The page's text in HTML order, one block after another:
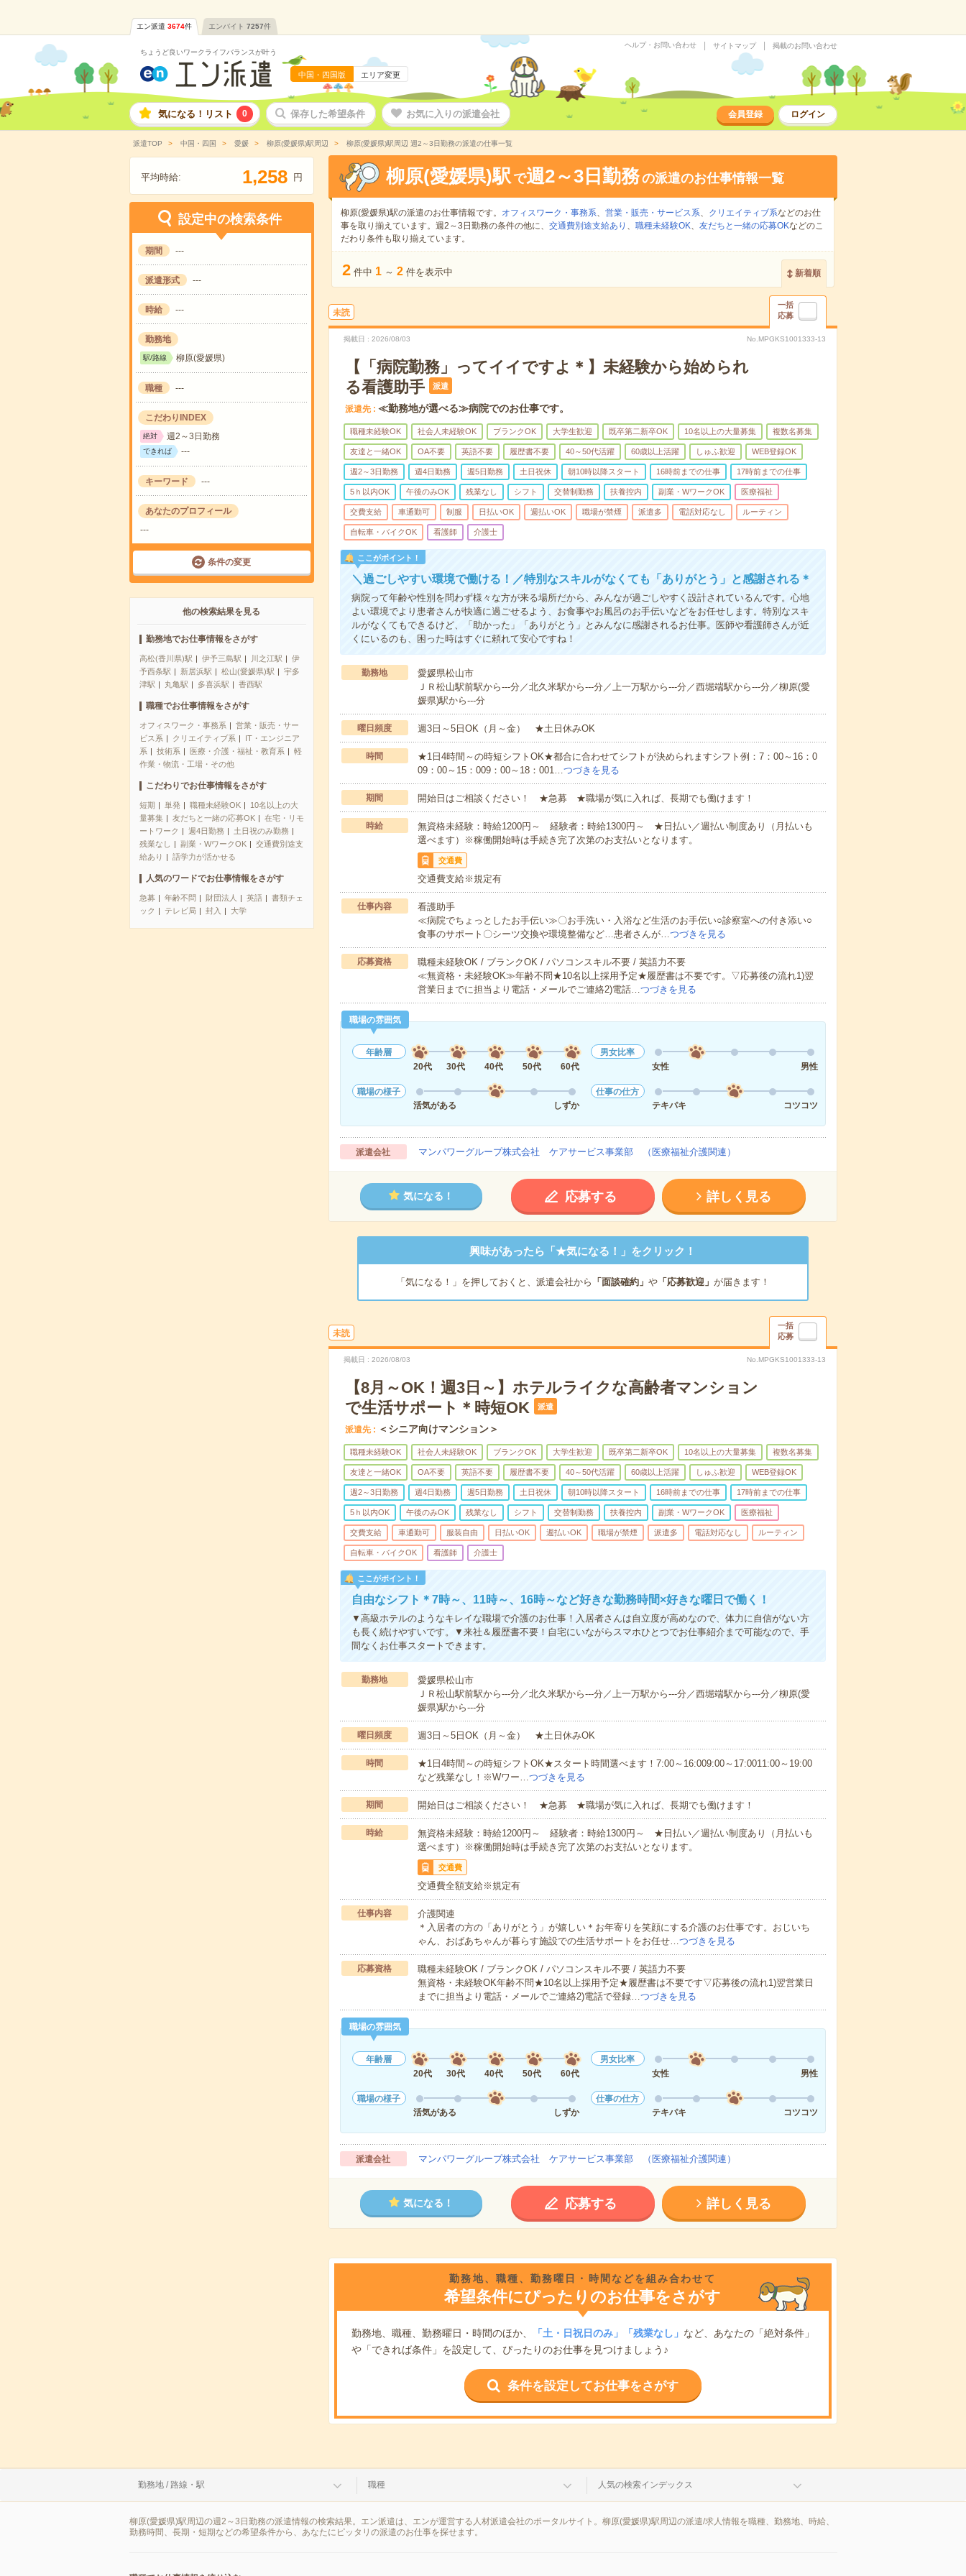
エン派遣 3674件 エンバイト 7257件
ちょうど良いワークライフバランスが叶う
中国・四国版 エリア変更
ヘルプ・お問い合わせ サイトマップ 掲載のお問い合わせ
気になる！リスト 0 保存した希望条件 お気に入りの派遣会社 会員登録 ログイン
派遣TOP 中国・四国 愛媛 柳原(愛媛県)駅周辺 柳原(愛媛県)駅周辺 週2～3日勤務の派遣の仕事一覧
平均時給: 1,258 円
設定中の検索条件
期間 ---
派遣形式 ---
時給 ---
勤務地
駅/路線 柳原(愛媛県)
職種 ---
こだわりINDEX
絶対 週2～3日勤務
できれば ---
キーワード ---
あなたのプロフィール
---
条件の変更
他の検索結果を見る
勤務地でお仕事情報をさがす
高松(香川県)駅 伊予三島駅 川之江駅
伊
予西条駅
新居浜駅 松山(愛媛県)駅
宇多
津駅
丸亀駅 多喜浜駅 香西駅
職種でお仕事情報をさがす
オフィスワーク・事務系
営業・販売・サー
ビス系
クリエイティブ系
IT・エンジニア
系
技術系 医療・介護・福祉・教育系
軽
作業・物流・工場・その他
こだわりでお仕事情報をさがす
短期 単発 職種未経験OK
10名以上の大
量募集
友だちと一緒の応募OK
在宅・リモ
ートワーク
週4日勤務
土日祝のみ勤務
残業なし
副業・WワークOK
交通費別途支
給あり
語学力が活かせる
人気のワードでお仕事情報をさがす
急募 年齢不問 財団法人 英語
書類チェ
ック
テレビ局 封入 大学
柳原(愛媛県)駅 で週2～3日勤務の派遣のお仕事情報一覧
柳原(愛媛県)駅の派遣のお仕事情報です。 オフィスワーク・事務系、 営業・販売・サービス系、 クリエイティブ系などのお仕
事を取り揃えています。週2～3日勤務の条件の他に、 交通費別途支給あり 、 職種未経験OK、 友だちと一緒の応募OKなどのこ
だわり条件も取り揃えています。
2 件中 1 ～ 2 件を表示中 新着順
未読
一括
応募
掲載日 2026/08/03 No.MPGKS1001333-13
【「病院勤務」ってイイですよ＊】未経験から始められ
る看護助手
派遣
派遣先 ≪勤務地が選べる≫病院でのお仕事です。
職種未経験OK 社会人未経験OK ブランクOK 大学生歓迎 既卒第二新卒OK 10名以上の大量募集 複数名募集
友達と一緒OK OA不要 英語不要 履歴書不要 40～50代活躍 60歳以上活躍 しゅふ歓迎 WEB登録OK
週2～3日勤務 週4日勤務 週5日勤務 土日祝休 朝10時以降スタート 16時前までの仕事 17時前までの仕事
5ｈ以内OK 午後のみOK 残業なし シフト 交替制勤務 扶養控内 副業・WワークOK 医療福祉
交費支給 車通勤可 制服 日払いOK 週払いOK 職場が禁煙 派遣多 電話対応なし ルーティン
自転車・バイクOK 看護師 介護士
ここがポイント！
＼過ごしやすい環境で働ける！／特別なスキルがなくても「ありがとう」と感謝される＊
病院って年齢や性別を問わず様々な方が来る場所だから、みんなが過ごしやすく設計されているんです。心地
よい環境でより患者さんが快適に過ごせるよう、お食事やお風呂のお手伝いなどをお任せします。特別なスキ
ルがなくてもできるけど、「助かった」「ありがとう」とみんなに感謝されるお仕事。医師や看護師さんが近
くにいるのも、困った時はすぐに頼れて安心ですね！
勤務地
愛媛県松山市
ＪＲ松山駅前駅から---分／北久米駅から---分／上一万駅から---分／西堀端駅から---分／柳原(愛
媛県)駅から---分
曜日頻度 週3日～5日OK（月～金） ★土日休みOK
時間
★1日4時間～の時短シフトOK★都合に合わせてシフトが決められますシフト例：7：00～16：0
09：00～15：009：00～18：001…つづきを見る
期間 開始日はご相談ください！ ★急募 ★職場が気に入れば、長期でも働けます！
時給
無資格未経験：時給1200円～ 経験者：時給1300円～ ★日払い／週払い制度あり（月払いも
選べます）※稼働開始時は手続き完了次第のお支払いとなります。
交通費
交通費支給※規定有
仕事内容
看護助手
≪病院でちょっとしたお手伝い≫〇お手洗い・入浴など生活のお手伝い○診察室への付き添い○
食事のサポート〇シーツ交換や環境整備など…患者さんが…つづきを見る
応募資格
職種未経験OK / ブランクOK / パソコンスキル不要 / 英語力不要
≪無資格・未経験OK≫年齢不問★10名以上採用予定★履歴書は不要です。▽応募後の流れ1)翌
営業日までに担当より電話・メールでご連絡2)電話…つづきを見る
職場の雰囲気
年齢層
20代
30代 40代 50代 60代
男女比率
女性
男性
職場の様子
活気がある
しずか
仕事の仕方
テキパキ
コツコツ
派遣会社 マンパワーグループ株式会社 ケアサービス事業部 （医療福祉介護関連）
気になる！ 応募する 詳しく見る
興味があったら「★気になる！」をクリック！
「気になる！」を押しておくと、派遣会社から 「面談確約」 や「応募歓迎」 が届きます！
未読
一括
応募
掲載日 2026/08/03 No.MPGKS1001333-13
【8月～OK！週3日～】ホテルライクな高齢者マンション
で生活サポート＊時短OK
派遣
派遣先 ＜シニア向けマンション＞
職種未経験OK 社会人未経験OK ブランクOK 大学生歓迎 既卒第二新卒OK 10名以上の大量募集 複数名募集
友達と一緒OK OA不要 英語不要 履歴書不要 40～50代活躍 60歳以上活躍 しゅふ歓迎 WEB登録OK
週2～3日勤務 週4日勤務 週5日勤務 土日祝休 朝10時以降スタート 16時前までの仕事 17時前までの仕事
5ｈ以内OK 午後のみOK 残業なし シフト 交替制勤務 扶養控内 副業・WワークOK 医療福祉
交費支給 車通勤可 服装自由 日払いOK 週払いOK 職場が禁煙 派遣多 電話対応なし ルーティン
自転車・バイクOK 看護師 介護士
ここがポイント！
自由なシフト＊7時～、11時～、16時～など好きな勤務時間×好きな曜日で働く！
▼高級ホテルのようなキレイな職場で介護のお仕事！入居者さんは自立度が高めなので、体力に自信がない方
も長く続けやすいです。▼来社＆履歴書不要！自宅にいながらスマホひとつでお仕事紹介まで可能なので、手
間なくお仕事スタートできます。
勤務地
愛媛県松山市
ＪＲ松山駅前駅から---分／北久米駅から---分／上一万駅から---分／西堀端駅から---分／柳原(愛
媛県)駅から---分
曜日頻度 週3日～5日OK（月～金） ★土日休みOK
時間
★1日4時間～の時短シフトOK★スタート時間選べます！7:00～16:009:00～17:0011:00～19:00
など残業なし！※Wワー…つづきを見る
期間 開始日はご相談ください！ ★急募 ★職場が気に入れば、長期でも働けます！
時給
無資格未経験：時給1200円～ 経験者：時給1300円～ ★日払い／週払い制度あり（月払いも
選べます）※稼働開始時は手続き完了次第のお支払いとなります。
交通費
交通費全額支給※規定有
仕事内容
介護関連
＊入居者の方の「ありがとう」が嬉しい＊お年寄りを笑顔にする介護のお仕事です。おじいち
ゃん、おばあちゃんが暮らす施設での生活サポートをお任せ…つづきを見る
応募資格
職種未経験OK / ブランクOK / パソコンスキル不要 / 英語力不要
無資格・未経験OK年齢不問★10名以上採用予定★履歴書は不要です▽応募後の流れ1)翌営業日
までに担当より電話・メールでご連絡2)電話で登録…つづきを見る
職場の雰囲気
年齢層
20代
30代 40代 50代 60代
男女比率
女性
男性
職場の様子
活気がある
しずか
仕事の仕方
テキパキ
コツコツ
派遣会社 マンパワーグループ株式会社 ケアサービス事業部 （医療福祉介護関連）
気になる！ 応募する 詳しく見る
勤務地、職種、勤務曜日・時間などを組み合わせて
希望条件にぴったりのお仕事をさがす
勤務地、職種、勤務曜日・時間のほか、 「土・日祝日のみ」「残業なし」 など、あなたの「絶対条件」
や「できれば条件」を設定して、ぴったりのお仕事を見つけましょう♪
条件を設定してお仕事をさがす
勤務地 / 路線・駅 職種 人気の検索インデックス
柳原(愛媛県)駅周辺の週2～3日勤務の派遣情報の検索結果。エン派遣は、エンが運営する人材派遣会社のポータルサイト。柳原(愛媛県)駅周辺の派遣/求人情報を職種、勤務地、時給、
勤務時間、長期・短期などの希望条件から、あなたにピッタリの派遣のお仕事を探せます。